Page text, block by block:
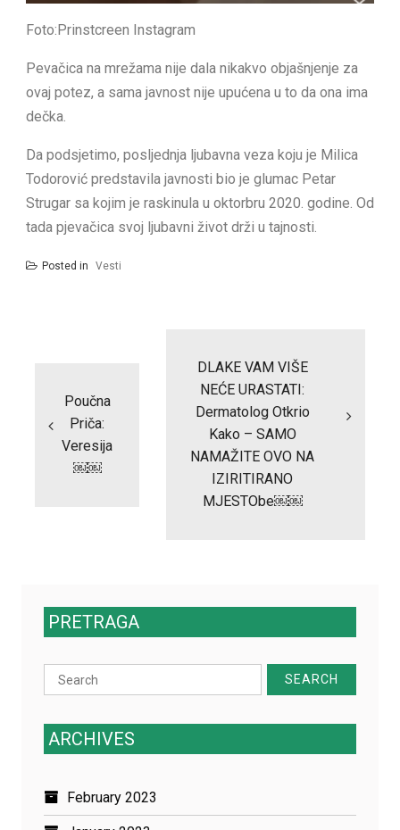
Foto:Prinstcreen Instagram
Pevačica na mrežama nije dala nikakvo objašnjenje za
ovaj potez, a sama javnost nije upućena u to da ona ima
dečka.
Da podsjetimo, posljednja ljubavna veza koju je Milica
Todorović predstavila javnosti bio je glumac Petar
Strugar sa kojim je raskinula u oktorbru 2020. godine. Od
tada pjevačica svoj ljubavni život drži u tajnosti.
Posted in Vesti
Poučna
Priča:
Veresija
￼￼
DLAKE VAM VIŠE
NEĆE URASTATI:
Dermatolog Otkrio
Kako – SAMO
NAMAŽITE OVO NA
IZIRITIRANO
MJESTObe￼￼
PRETRAGA
Search
for:
ARCHIVES
February 2023